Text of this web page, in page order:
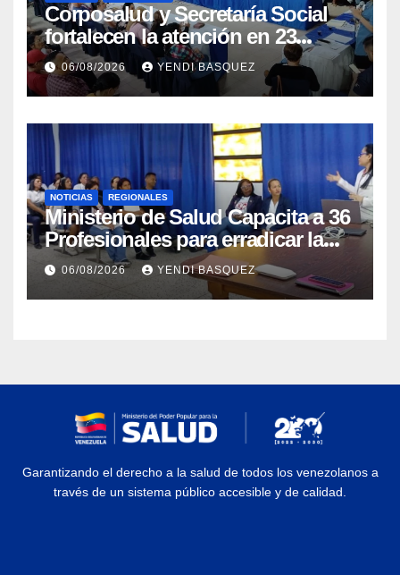
Corposalud y Secretaría Social
fortalecen la atención en 23
municipios
06/08/2026 YENDI BASQUEZ
NOTICIAS REGIONALES
Ministerio de Salud Capacita a 36
Profesionales para erradicar la
Tuberculosis en Yaracuy
06/08/2026 YENDI BASQUEZ
Garantizando el derecho a la salud de todos los venezolanos a
través de un sistema público accesible y de calidad.